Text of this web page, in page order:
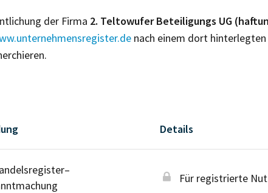
der Firma 2. Teltowufer Beteiligungs UG
nach einem dort
Details
Für registrierte